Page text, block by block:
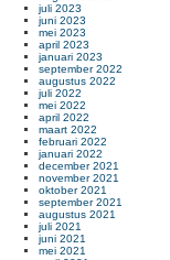
juli 2023
juni 2023
mei 2023
april 2023
januari 2023
september 2022
augustus 2022
juli 2022
mei 2022
april 2022
maart 2022
februari 2022
januari 2022
december 2021
november 2021
oktober 2021
september 2021
augustus 2021
juli 2021
juni 2021
mei 2021